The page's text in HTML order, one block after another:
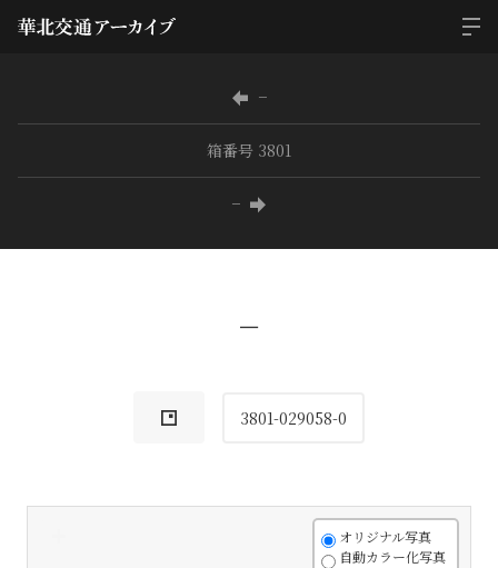
−
箱番号 3801
−
−
3801-029058-0
オリジナル写真
自動カラー化写真